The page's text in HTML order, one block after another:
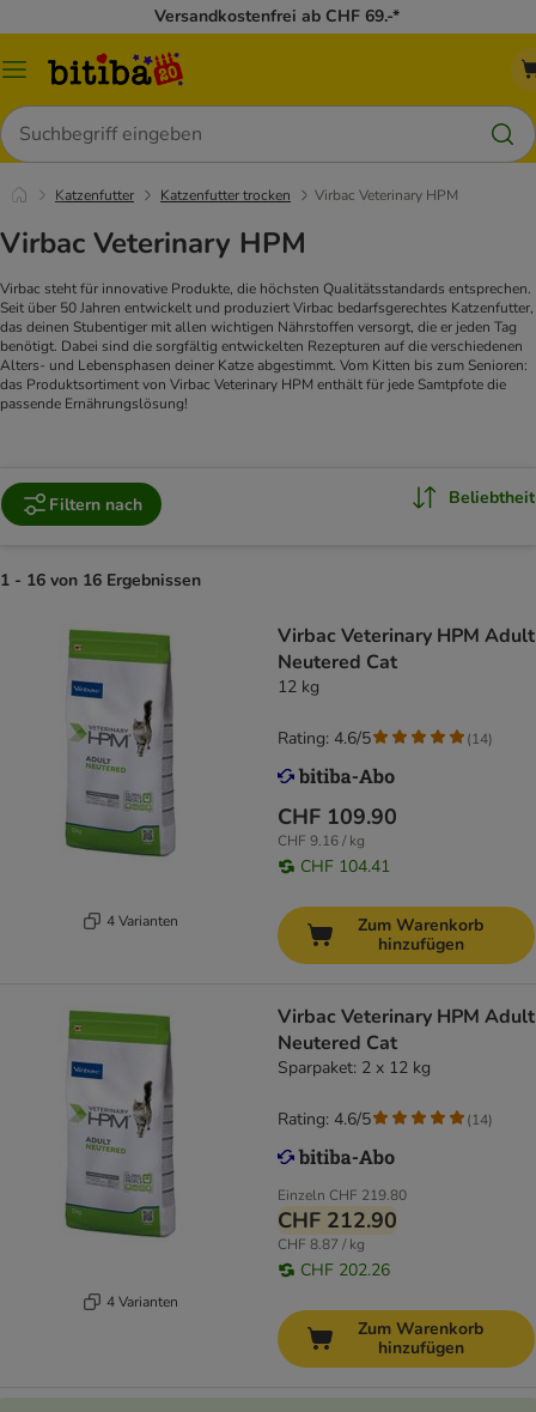
Versandkostenfrei ab CHF 69.-*
Menü
Suchen
Katzenfutter Katzenfutter trocken Virbac Veterinary HPM
Virbac Veterinary HPM
Virbac steht für innovative Produkte, die höchsten Qualitätsstandards entsprechen.
Seit über 50 Jahren entwickelt und produziert Virbac bedarfsgerechtes Katzenfutter,
das deinen Stubentiger mit allen wichtigen Nährstoffen versorgt, die er jeden Tag
benötigt. Dabei sind die sorgfältig entwickelten Rezepturen auf die verschiedenen
Alters- und Lebensphasen deiner Katze abgestimmt. Vom Kitten bis zum Senioren:
das Produktsortiment von Virbac Veterinary HPM enthält für jede Samtpfote die
passende Ernährungslösung!
Filtern nach Beliebtheit
1 - 16 von 16 Ergebnissen
4 Varianten
Virbac Veterinary HPM Adult
Neutered Cat
12 kg
CHF 109.90
CHF 9.16 / kg
CHF 104.41
Rating: 4.6/5 (14)
Zum Warenkorb
hinzufügen
4 Varianten
Virbac Veterinary HPM Adult
Neutered Cat
Sparpaket: 2 x 12 kg
Einzeln CHF 219.80
CHF 212.90
CHF 8.87 / kg
CHF 202.26
Rating: 4.6/5 (14)
Zum Warenkorb
hinzufügen